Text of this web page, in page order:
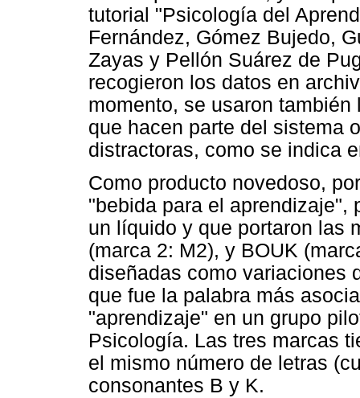
tutorial "Psicología del
Fernández, Gómez Bujedo,
Zayas y Pellón Suárez de
recogieron los datos en
momento, se usaron
que hacen parte del sistema
distractoras, como se indica
Como producto novedoso,
"bebida para el aprendizaje",
un líquido y que portaron las
(marca 2: M2), y BOUK
diseñadas como variaciones
que fue la palabra más
"aprendizaje" en un grupo
Psicología. Las tres marcas
el mismo número de letras
consonantes B y K.